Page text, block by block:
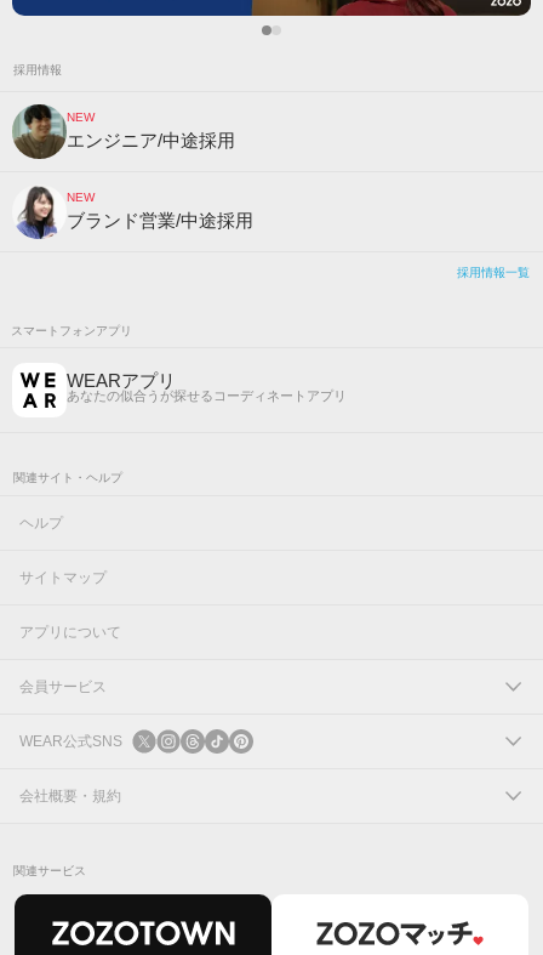
採用情報
NEW
エンジニア/中途採用
NEW
ブランド営業/中途採用
採用情報一覧
スマートフォンアプリ
WEARアプリ
あなたの似合うが探せるコーディネートアプリ
関連サイト・ヘルプ
ヘルプ
サイトマップ
アプリについて
会員サービス
ログイン
新規会員登録
WEAR公式SNS
X
会社概要・規約
関連サービス